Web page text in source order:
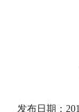
发布日期：